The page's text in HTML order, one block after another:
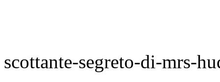
scottante-segreto-di-mrs-